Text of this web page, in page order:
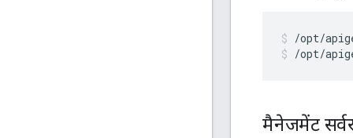
/opt/
मैनेजमेंट